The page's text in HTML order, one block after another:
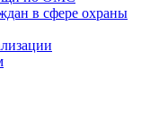
в сфере охраны